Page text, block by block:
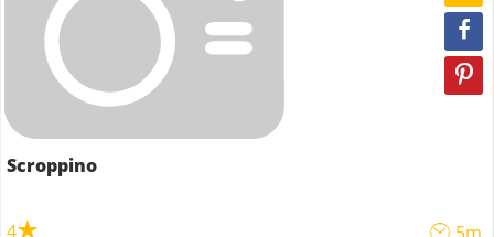
Scroppino
4